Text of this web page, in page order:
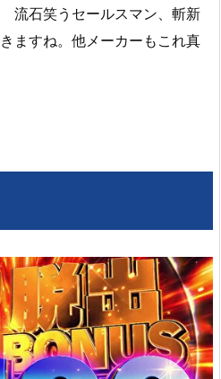
流石笑うセールスマン、斬新
ますね。他メーカーもこれ真